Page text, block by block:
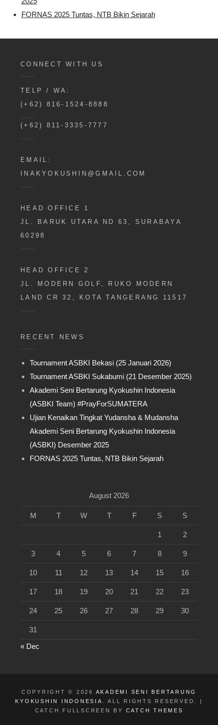
FORNAS 2025 Tuntas, NTB Bikin Sejarah
CONNECT WITH US
TELP / WA:
(+62) 816-1524-8888
(+62) 811-3335-7777
EMAIL:
INAKYOKUSHIN@GMAIL.COM
HEAD OFFICE 1
JL. BARUK UTARA ND 63, SURABAYA
60298
HEAD OFFICE 2
JL. MODERN GOLF, RUKO MODERN
LAND CR 32, KOTA TANGERANG 11517
RECENT NEWS
Tournament ASBKI Bekasi (25 Januari 2026)
Tournament ASBKI Sukabumi (21 Desember 2025)
Akademi Seni Bertarung Kyokushin Indonesia
(ASBKI Team) #PrayForSUMATERA
Ujian Kenaikan Tingkat Yudansha & Mudansha
Akademi Seni Bertarung Kyokushin Indonesia
(ASBKI) Desember 2025
FORNAS 2025 Tuntas, NTB Bikin Sejarah
August 2026
M T W T F S S
1 2
3 4 5 6 7 8 9
10 11 12 13 14 15 16
17 18 19 20 21 22 23
24 25 26 27 28 29 30
31
« Dec
COPYRIGHT © 2026 AKADEMI SENI BERTARUNG
KYOKUSHIN INDONESIA
. ALL RIGHTS RESERVED. |
CATCH FULLSCREEN BY CATCH THEMES